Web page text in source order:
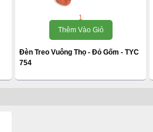
1
Thêm Vào Giỏ
Đèn Treo Vuông Thọ - Đỏ Gốm - TYC
754